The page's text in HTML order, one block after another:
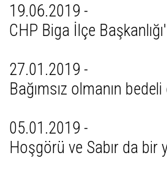
19.06.2019 -
CHP Biga İlçe
27.01.2019 -
Bağımsız olmanın
05.01.2019 -
Hoşgörü ve Sabır da bir